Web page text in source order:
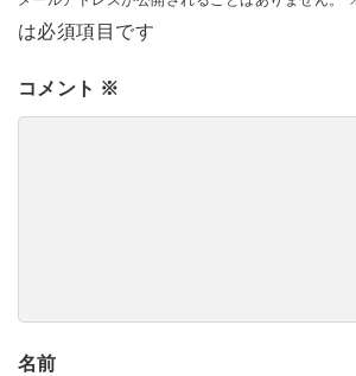
は必須項目です
コメント ※
名前